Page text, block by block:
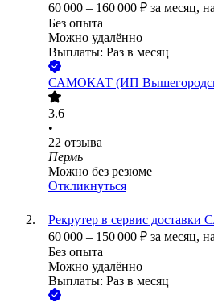
60 000 – 160 000 ₽ за месяц,
Без опыта
Можно удалённо
Выплаты: Раз в месяц
САМОКАТ (ИП
3.6
•
22 отзыва
Пермь
Можно без резюме
Откликнуться
Рекрутер в сервис
60 000 – 150 000 ₽ за месяц,
Без опыта
Можно удалённо
Выплаты: Раз в месяц